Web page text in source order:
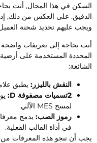
في هذا المجال, أنت بحاجة
على العكس من ذلك, إذا
عليهم تحديد شحنة العميل
بحاجة إلى تعريفات واضحة
المستخدمة على أرضية
النقش بالليزر: يطبق علامات
2تسميات مصفوفة D:
يوفر
لمسح MES الآلي.
رموز الصب:يدمج معرفات
في أداة القالب الفعلية.
أن تنجو هذه المعرفات من